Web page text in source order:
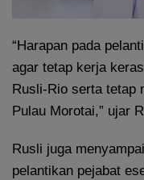
“Harapan pada
agar tetap kerja
Rusli-Rio serta tetap
Pulau Morotai,” ujar
Rusli juga
pelantikan pejabat